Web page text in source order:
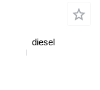
diesel